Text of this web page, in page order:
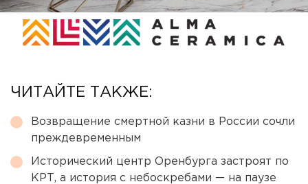
ЧИТАЙТЕ ТАКЖЕ:
Возвращение смертной казни в России сочли
преждевременным
Исторический центр Оренбурга застроят по
КРТ, а история с небоскребами — на паузе